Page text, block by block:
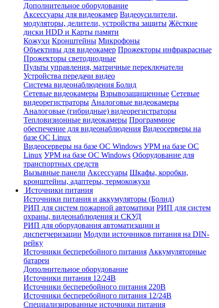
Дополнительное оборудование
Аксессуары для видеокамер Видеоусилители,
модуляторы, делители, устройства защиты Жёсткие
диски HDD и Карты памяти
Кожухи Кронштейны Микрофоны
Объективы для видеокамер Прожекторы инфракрасные
Прожекторы светодиодные
Пульты управления, матричные переключатели
Устройства передачи видео
Система видеонаблюдения Болид
Сетевые видеокамеры Взрывозащищенные Сетевые
видеорегистраторы Аналоговые видеокамеры
Аналоговые (гибридные) видеорегистраторы
Тепловизионные видеокамеры Программное
обеспечение для видеонаблюдения Видеосерверы на
базе ОС Linux
Видеосерверы на базе ОС Windows УРМ на базе ОС
Linux УРМ на базе ОС Windows Оборудование для
транспортных средств
Вызывные панели Аксессуары Шкафы, коробки,
кронштейны, адаптеры, термокожухи
Источники питания
Источники питания и аккумуляторы (Болид)
РИП для систем пожарной автоматики РИП для систем
охраны, видеонаблюдения и СКУД
РИП для оборудования автоматизации и
диспетчеризации Модули источников питания на DIN-
рейку
Источники бесперебойного питания Аккумуляторные
батареи
Дополнительное оборудование
Источники питания 12/24В
Источники бесперебойного питания 220В
Источники бесперебойного питания 12/24В
Специализированные источники питания